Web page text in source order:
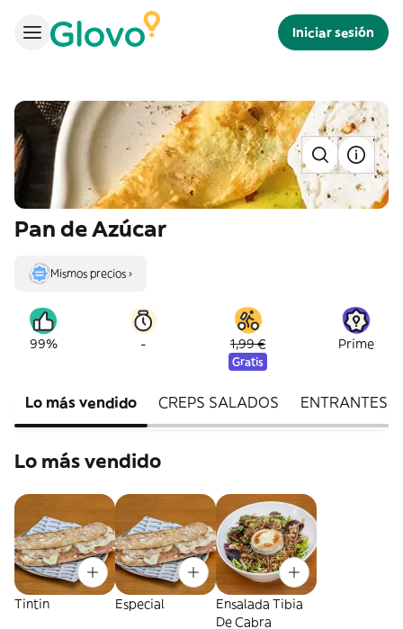
Iniciar sesión
Pan de Azúcar
Mismos precios ›
99% - 1,99 €
Gratis
Prime
Lo más vendido CREPS SALADOS ENTRANTES
Lo más vendido
Tintin Especial
Ensalada Tibia
De Cabra